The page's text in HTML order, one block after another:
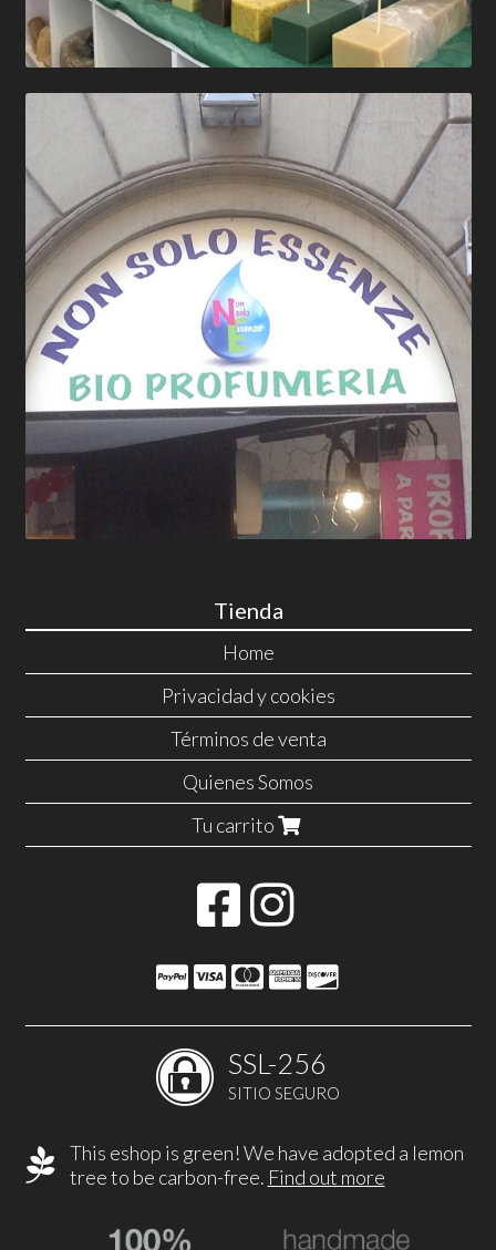
Tienda
Home
Privacidad y cookies
Términos de venta
Quienes Somos
Tu carrito
SSL-256
SITIO SEGURO
This eshop is green! We have adopted a lemon
tree to be carbon-free. Find out more